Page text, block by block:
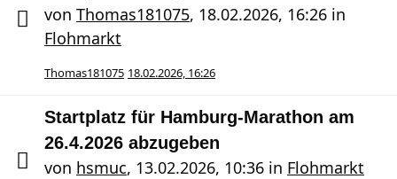
von Thomas181075, 18.02.2026, 16:26 in
Flohmarkt
Thomas181075 18.02.2026, 16:26
Startplatz für Hamburg-Marathon am
26.4.2026 abzugeben
von hsmuc, 13.02.2026, 10:36 in Flohmarkt